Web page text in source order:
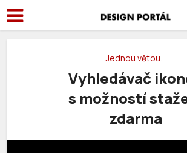
Jednou větou…
Vyhledávač
s možností
zdarma